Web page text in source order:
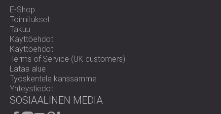
E-Shop
Toimitukset
Takuu
Käyttöehdot
Käyttöehdot
Terms of Service (UK customers)
Lataa alue
Työskentele kanssamme
Yhteystiedot
SOSIAALINEN MEDIA